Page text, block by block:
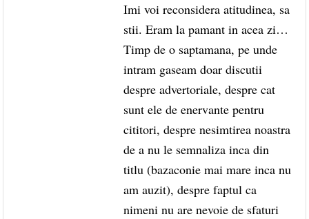
Imi voi reconsidera atitudinea, sa
stii. Eram la pamant in acea zi…
Timp de o saptamana, pe unde
intram gaseam doar discutii
despre advertoriale, despre cat
sunt ele de enervante pentru
cititori, despre nesimtirea noastra
de a nu le semnaliza inca din
titlu (bazaconie mai mare inca nu
am auzit), despre faptul ca
nimeni nu are nevoie de sfaturi